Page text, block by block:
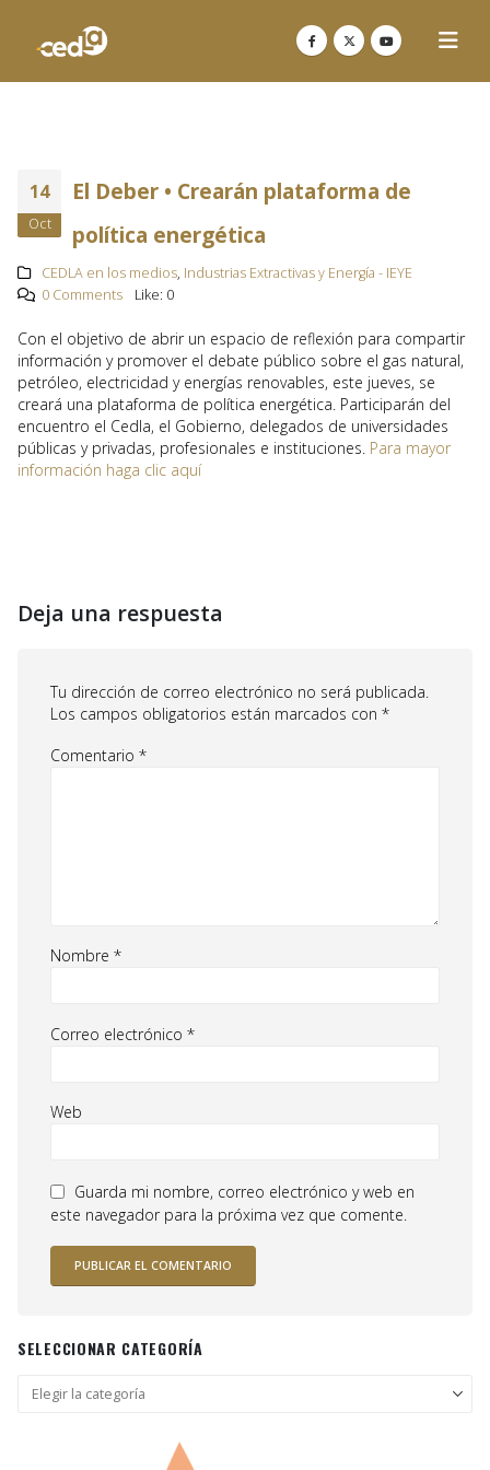
14
Oct
El Deber • Crearán plataforma de
política energética
CEDLA en los medios, Industrias Extractivas y Energía - IEYE
0 Comments
Like: 0
Con el objetivo de abrir un espacio de reflexión para compartir
información y promover el debate público sobre el gas natural,
petróleo, electricidad y energías renovables, este jueves, se
creará una plataforma de política energética. Participarán del
encuentro el Cedla, el Gobierno, delegados de universidades
públicas y privadas, profesionales e instituciones. Para mayor
información haga clic aquí
Deja una respuesta
Tu dirección de correo electrónico no será publicada.
Los campos obligatorios están marcados con *
Comentario *
Nombre *
Correo electrónico *
Web
Guarda mi nombre, correo electrónico y web en
este navegador para la próxima vez que comente.
SELECCIONAR CATEGORÍA
Seleccionar
categoría